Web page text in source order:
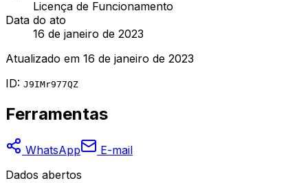
Licença de Funcionamento
Data do ato
16 de janeiro de 2023
Atualizado em 16 de janeiro de 2023
ID: J9IMr977QZ
Ferramentas
WhatsApp
E-mail
Dados abertos